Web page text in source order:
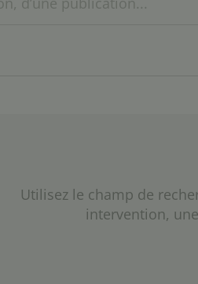
Utilisez le champ de
intervention,